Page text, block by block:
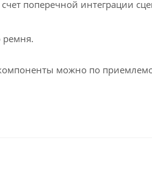
поперечной интеграции
ремня.
можно по